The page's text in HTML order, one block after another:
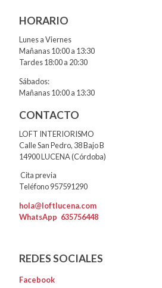
HORARIO
Lunes a Viernes
Mañanas 10:00 a 13:30
Tardes 18:00 a 20:30
Sábados:
Mañanas 10:00 a 13:30
CONTACTO
LOFT INTERIORISMO
Calle San Pedro, 38 Bajo B
14900 LUCENA (Córdoba)
Cita previa
Teléfono 957591290
hola@loftlucena.com
WhatsApp 635756448
REDES SOCIALES
Facebook